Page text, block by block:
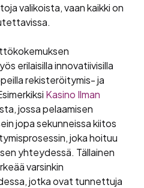
valikoista, vaan kaikki on
erilaisilla innovatiivisilla
rekisteröitymis- ja
Kasino Ilman
jossa pelaamisen
jopa sekunneissa kiitos
joka hoituu
yhteydessä. Tällainen
varsinkin
jotka ovat tunnettuja